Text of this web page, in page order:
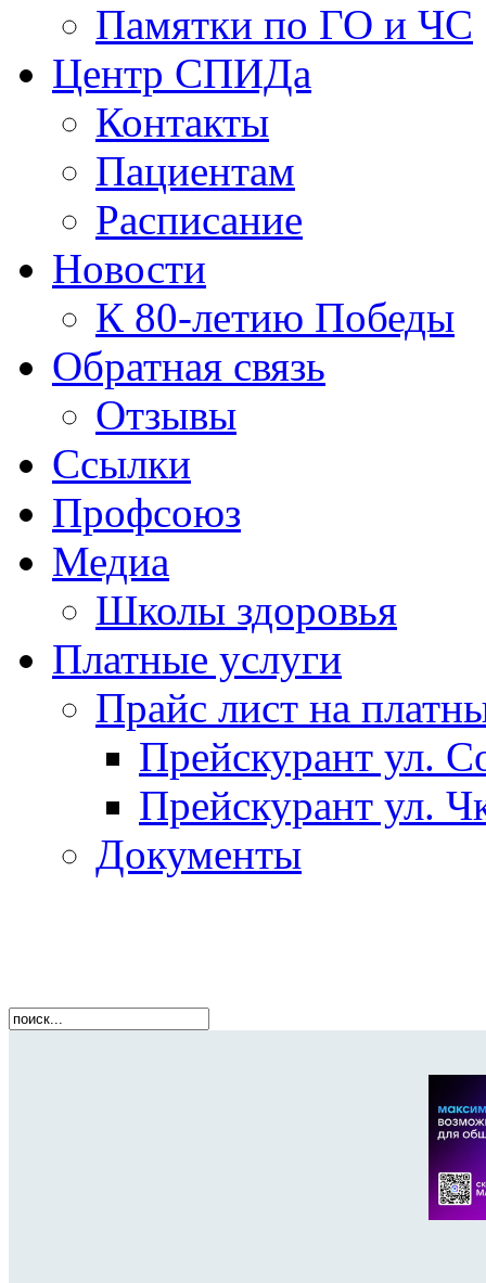
Памятки по ГО и ЧС
Центр СПИДа
Контакты
Пациентам
Расписание
Новости
К 80-летию Победы
Обратная связь
Отзывы
Ссылки
Профсоюз
Медиа
Школы здоровья
Платные услуги
Прайс лист на
Прейскурант ул.
Прейскурант ул.
Документы